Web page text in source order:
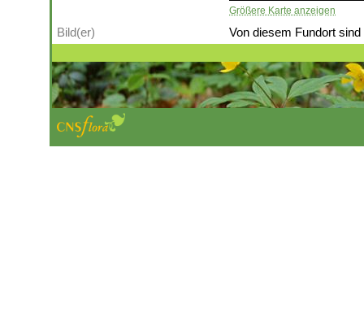
Größere Karte anzeigen
Bild(er) Von diesem Fundort